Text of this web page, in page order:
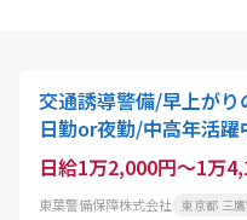
交通誘導警備/早上が
日勤or夜勤/中高年活躍
日給1万2,000円～1万
東葉警備保障株式会社 東京都 三